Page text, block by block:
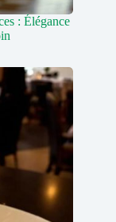
: Élégance